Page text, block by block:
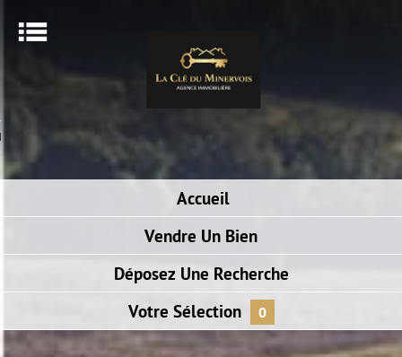
Accueil
Vendre Un Bien
Déposez Une Recherche
Votre Sélection 0
RECHERCHER UN BIEN